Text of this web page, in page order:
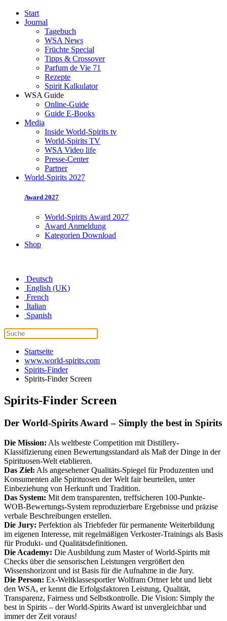
Start
Journal
Tagebuch
WSA News
Früchte Special
Tipps & Crossover
Parfum de Vie 71
Rezepte
Spirit Kalkulator
WSA Guide
Online-Guide
Guide E-Books
Media
Inside World-Spirits tv
World-Spirits TV
WSA Video life
Presse-Center
Partner
World-Spirits 2027
Award 2027
World-Spirits Award 2027
Award Anmeldung
Kategorien Download
Shop
Deutsch
English (UK)
French
Italian
Spanish
Startseite
www.world-spirits.com
Spirits-Finder
Spirits-Finder Screen
Spirits-Finder Screen
Der World-Spirits Award – Simply the best in Spirits
Die Mission: Als weltbeste Competition mit Distillery-
Klassifizierung einen Bewertungsstandard als Maß der Dinge in der
Spirituosen-Welt etablieren.
Das Ziel: Als angesehener Qualitäts-Spiegel für Produzenten und
Konsumenten alle Spirituosen der Welt fair beurteilen, unter
Einbeziehung von Herkunft und Tradition.
Das System: Mit dem transparenten, treffsicheren 100-Punkte-
WOB-Bewertungs-System reproduzierbare Ergebnisse und präzise
verbale Beschreibungen erstellen.
Die Jury: Perfektion als Triebfeder für permanente Weiterbildung
im eigenen Interesse, mit regelmäßigen Verkoster-Trainings als Basis
für Produkt- und Qualitätsdefinitionen.
Die Academy: Die Ausbildung zum Master of World-Spirits mit
Checks über die sensorischen Leistungen vergrößert den
Wissenshorizont und ist Basis für die Aufnahme in die Jury.
Die Person: Ex-Weltklassesportler Wolfram Ortner lebt und liebt
den WSA, er kennt die Erfolgsfaktoren Leistung, Qualität,
Transparenz, Fairness und Selbstkontrolle. Die Vision: Simply the
best in Spirits – der World-Spirits Award ist unvergleichbar und
immer der Zeit voraus!